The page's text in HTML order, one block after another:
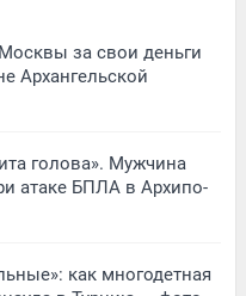
за свои деньги
Архангельской
голова». Мужчина
атаке БПЛА в Архипо-
как многодетная